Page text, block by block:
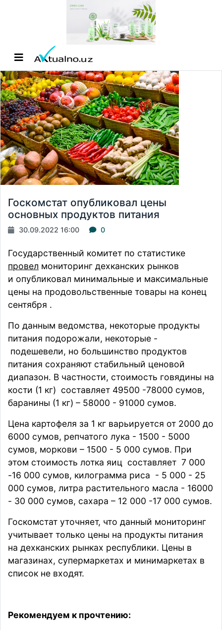
Госкомстат опубликовал цены
основных продуктов питания
30.09.2022 16:00 0
Государственный комитет по статистике
провел мониторинг дехканских рынков
и опубликовал минимальные и максимальные
цены на продовольственные товары на конец
сентября .
По данным ведомства, некоторые продукты
питания подорожали, некоторые -
подешевели, но большинство продуктов
питания сохраняют стабильный ценовой
диапазон. В частности, стоимость говядины на
кости (1 кг) составляет 49500 -78000 сумов,
баранины (1 кг) – 58000 - 91000 сумов.
Цена картофеля за 1 кг варьируется от 2000 до
6000 сумов, репчатого лука - 1500 - 5000
сумов, моркови – 1500 - 5 000 сумов. При
этом стоимость лотка яиц составляет 7 000
-16 000 сумов, килограмма риса - 5 000 - 25
000 сумов, литра растительного масла - 16000
- 30 000 сумов, сахара – 12 000 -17 000 сумов.
Госкомстат уточняет, что данный мониторинг
учитывает только цены на продукты питания
на дехканских рынках республики. Цены в
магазинах, супермаркетах и минимаркетах в
список не входят.
Рекомендуем к прочтению: